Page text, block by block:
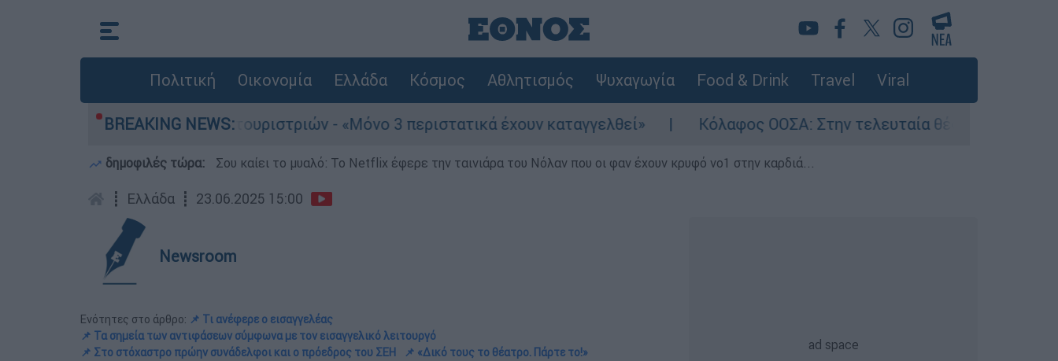
Πολιτική Οικονομία Ελλάδα Κόσμος Αθλητισμός Ψυχαγωγία Food & Drink Travel Viral
BREAKING NEWS:
τους 8 βιασμούς τουριστριών - «Μόνο 3 περιστατικά έχουν καταγγελθεί» Κόλαφος ΟΟΣΑ: Στην τελευταία θέση η Ελλάδα για το
δημοφιλές τώρα: Σου καίει το μυαλό: Το Netflix έφερε την ταινιάρα του Νόλαν που οι φαν έχουν κρυφό νο1 στην καρδιά...
┋ Ελλάδα ┋ 23.06.2025 15:00
Newsroom
Ενότητες στο άρθρο: 📌 Τι ανέφερε ο εισαγγελέας
📌 Τα σημεία των αντιφάσεων σύμφωνα με τον εισαγγελικό λειτουργό
📌 Στο στόχαστρο πρώην συνάδελφοι και ο πρόεδρος του ΣΕΗ
📌 «Δικό τους το θέατρο. Πάρτε το!»